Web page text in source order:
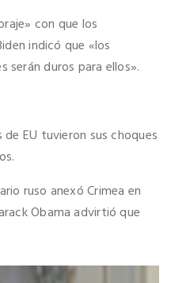
con que los
indicó que «los
serán duros para ellos».
EU tuvieron sus choques
ruso anexó Crimea en
Obama advirtió que